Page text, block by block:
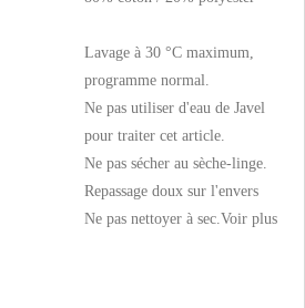
Lavage à 30 °C maximum,
programme normal.
Ne pas utiliser d'eau de Javel
pour traiter cet article.
Ne pas sécher au sèche-linge.
Repassage doux sur l'envers
Ne pas nettoyer à sec.Voir plus